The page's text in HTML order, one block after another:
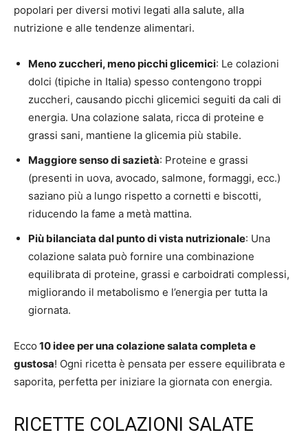
popolari per diversi motivi legati alla salute, alla
nutrizione e alle tendenze alimentari.
Meno zuccheri, meno picchi glicemici: Le colazioni
dolci (tipiche in Italia) spesso contengono troppi
zuccheri, causando picchi glicemici seguiti da cali di
energia. Una colazione salata, ricca di proteine e
grassi sani, mantiene la glicemia più stabile.
Maggiore senso di sazietà: Proteine e grassi
(presenti in uova, avocado, salmone, formaggi, ecc.)
saziano più a lungo rispetto a cornetti e biscotti,
riducendo la fame a metà mattina.
Più bilanciata dal punto di vista nutrizionale: Una
colazione salata può fornire una combinazione
equilibrata di proteine, grassi e carboidrati complessi,
migliorando il metabolismo e l’energia per tutta la
giornata.
Ecco 10 idee per una colazione salata completa e
gustosa! Ogni ricetta è pensata per essere equilibrata e
saporita, perfetta per iniziare la giornata con energia.
RICETTE COLAZIONI SALATE